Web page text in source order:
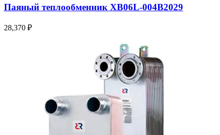
Паяный теплообменник XB06L-004В2029
28,370 ₽